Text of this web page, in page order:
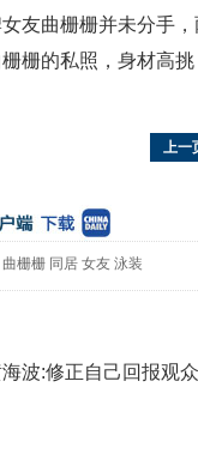
友曲栅栅并未分手
栅的私照，身材高挑
上一
曲栅栅 同居 女友 泳装
波:修正自己回报观